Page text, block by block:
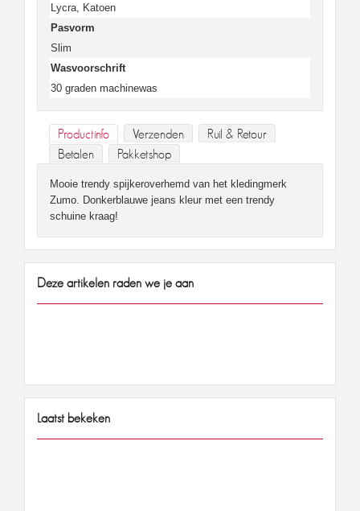
Lycra, Katoen
Pasvorm
Slim
Wasvoorschrift
30 graden machinewas
Productinfo Verzenden
Ruil & Retour
Betalen
Pakketshop
Mooie trendy spijkeroverhemd van het kledingmerk
Zumo. Donkerblauwe jeans kleur met een trendy
schuine kraag!
Deze artikelen raden we je aan
Laatst bekeken